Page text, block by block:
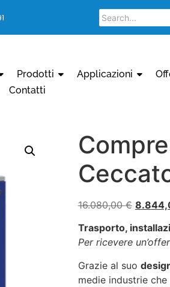
Prodotti Applicazioni
Contatti
16.080,00€
Trasporto,
Per ricevere
Grazie al suo
medie industrie